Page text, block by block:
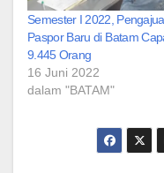
Semester I 2022,
Paspor Baru di Batam
9.445 Orang
16 Juni 2022
dalam "BATAM"